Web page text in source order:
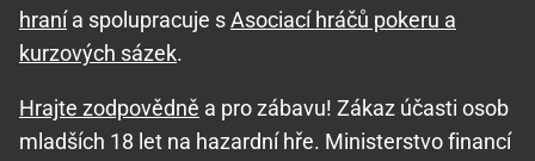
hranía spolupracuje sAsociací hráčů pokeru a
kurzových sázek.
Hrajte zodpovědně a pro zábavu! Zákaz účasti osob
mladších 18 let na hazardní hře. Ministerstvo financí